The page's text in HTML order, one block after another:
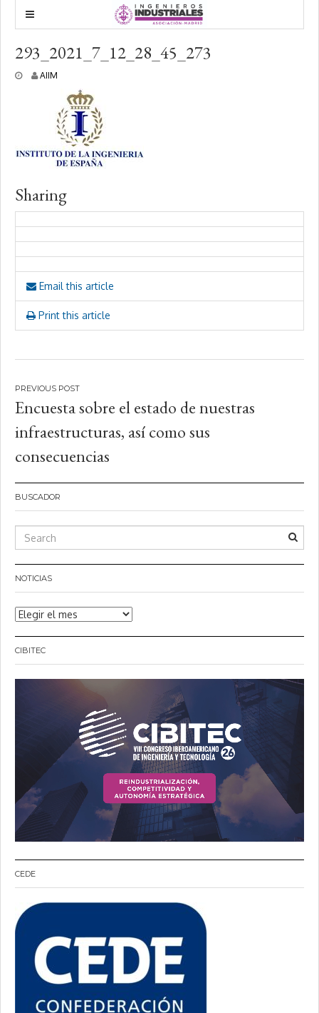
293_2021_7_12_28_45_273
o
,
2
AIIM
Sharing
Email this article
Print this article
Navegación
de
entradas
Encuesta sobre el estado de nuestras
infraestructuras, así como sus
consecuencias
BUSCADOR
NOTICIAS
Noticias
CIBITEC
CEDE